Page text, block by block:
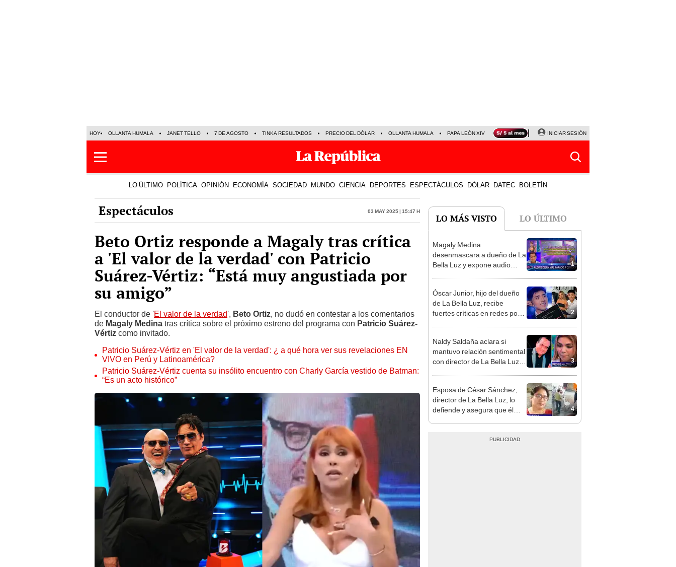
HOY OLLANTA HUMALA JANET TELLO 7 DE AGOSTO TINKA RESULTADOS PRECIO DEL DÓLAR OLLANTA HUMALA PAPA LEÓN XIV NALDY SALDAÑA LA BELLA LUZ
INICIAR SESIÓN
LO ÚLTIMO POLÍTICA OPINIÓN ECONOMÍA SOCIEDAD MUNDO CIENCIA DEPORTES ESPECTÁCULOS DÓLAR DATEC BOLETÍN
Espectáculos 03 May 2025 | 15:47 h
Beto Ortiz responde a Magaly tras crítica
a 'El valor de la verdad' con Patricio
Suárez-Vértiz: “Está muy angustiada por
su amigo”
El conductor de 'El valor de la verdad', Beto Ortiz, no dudó en contestar a los comentarios
de Magaly Medina tras crítica sobre el próximo estreno del programa con Patricio Suárez-
Vértiz como invitado.
Patricio Suárez-Vértiz en 'El valor de la verdad': ¿ a qué hora ver sus revelaciones EN
VIVO en Perú y Latinoamérica?
Patricio Suárez-Vértiz cuenta su insólito encuentro con Charly García vestido de Batman:
“Es un acto histórico”
LO MÁS VISTO LO ÚLTIMO
1
Magaly Medina
desenmascara a dueño de La
Bella Luz y expone audio
Sánchez
2
Óscar Junior, hijo del dueño
de La Bella Luz, recibe
fuertes críticas en redes por
3
Naldy Saldaña aclara si
mantuvo relación sentimental
con director de La Bella Luz
bajo”
4
Esposa de César Sánchez,
director de La Bella Luz, lo
defiende y asegura que él